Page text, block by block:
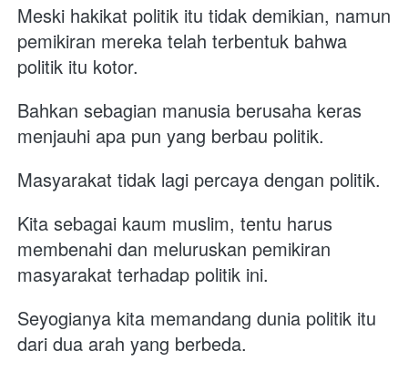
Meski hakikat politik itu tidak demikian, namun
pemikiran mereka telah terbentuk bahwa
politik itu kotor.
Bahkan sebagian manusia berusaha keras
menjauhi apa pun yang berbau politik.
Masyarakat tidak lagi percaya dengan politik.
Kita sebagai kaum muslim, tentu harus
membenahi dan meluruskan pemikiran
masyarakat terhadap politik ini.
Seyogianya kita memandang dunia politik itu
dari dua arah yang berbeda.